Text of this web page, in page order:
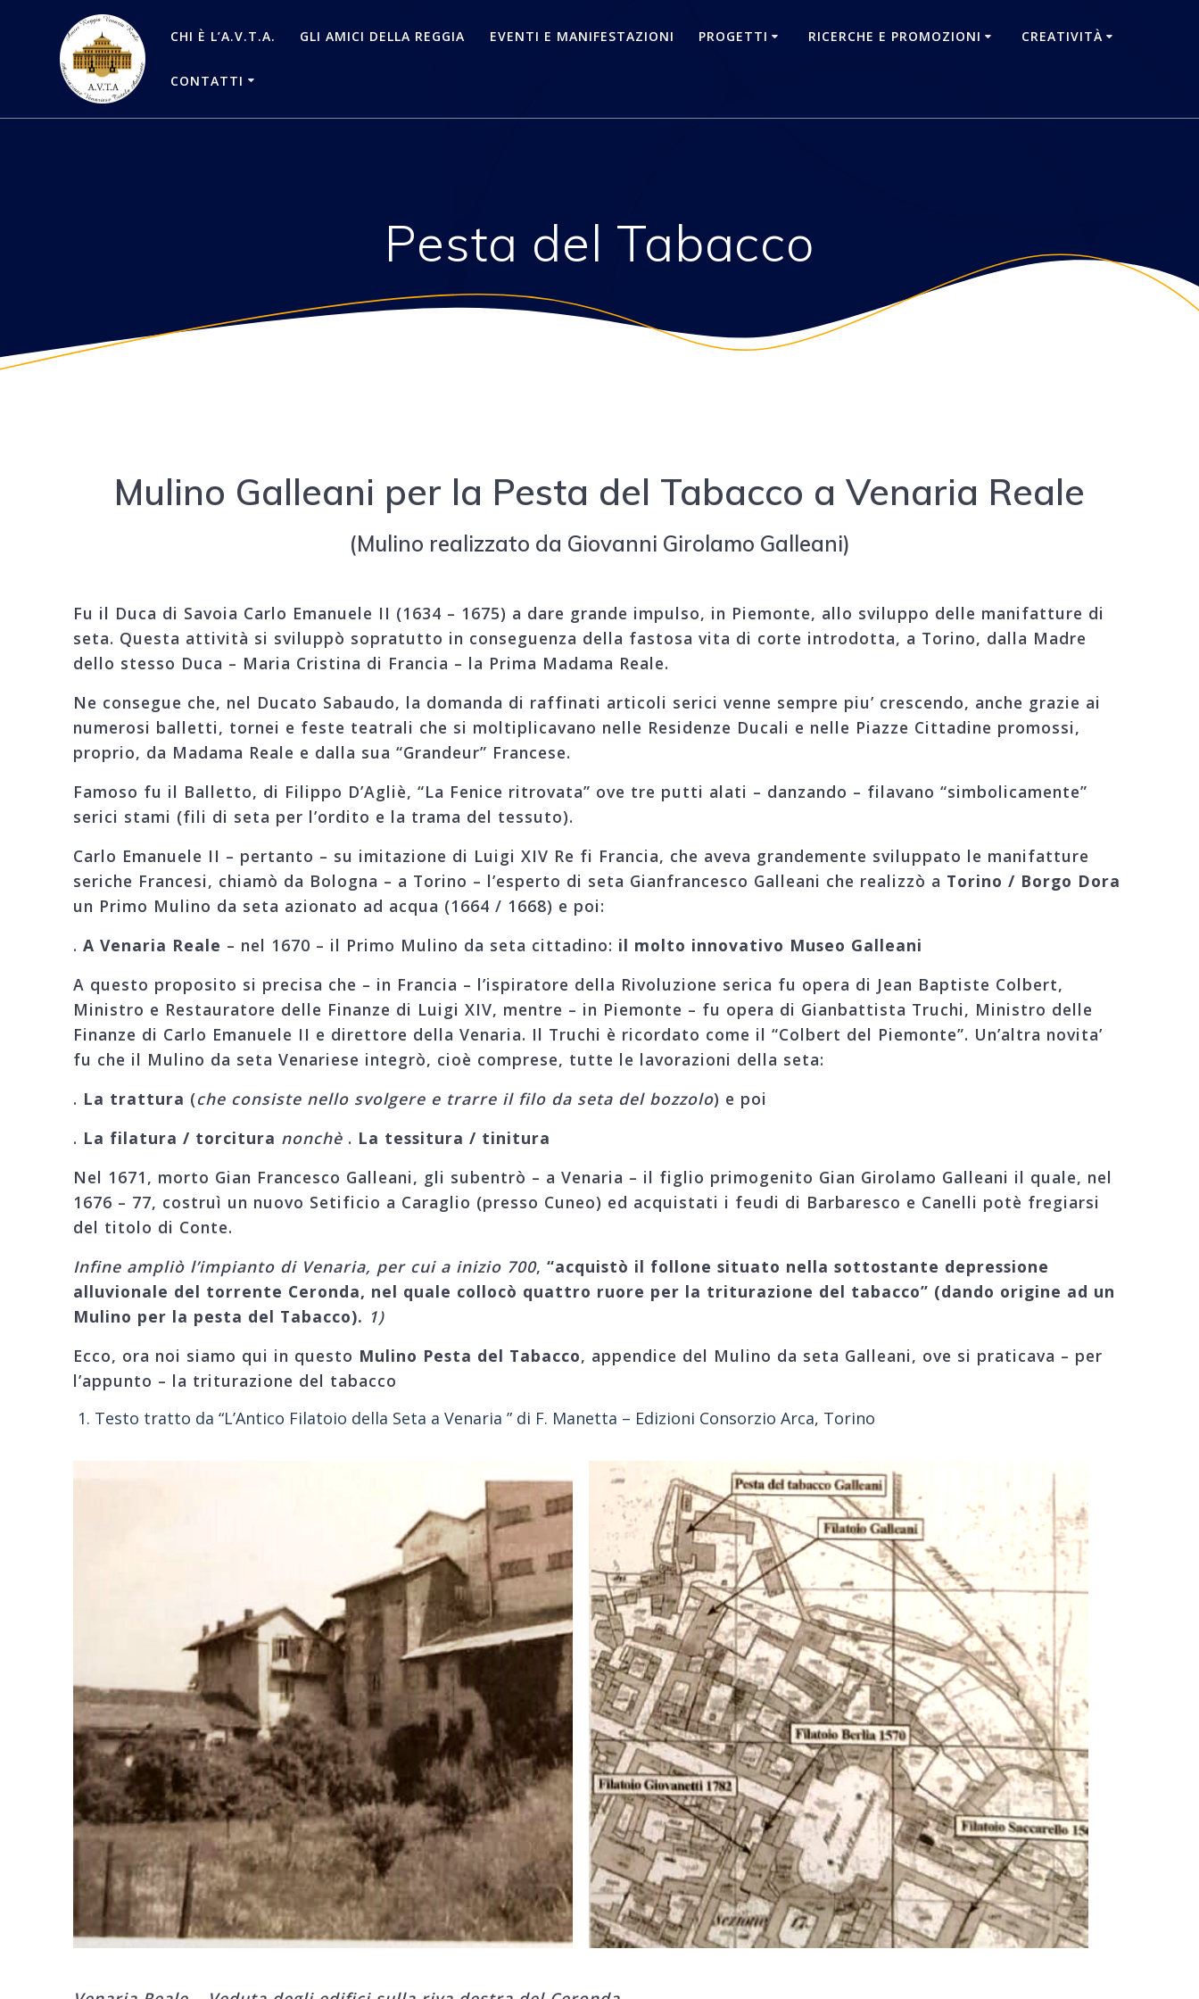
contenuto
CHI È L’A.V.T.A. GLI AMICI DELLA REGGIA EVENTI E MANIFESTAZIONI PROGETTI RICERCHE E PROMOZIONI CREATIVITÀ
CONTATTI
Pesta del Tabacco
Mulino Galleani per la Pesta del Tabacco a Venaria Reale
(Mulino realizzato da Giovanni Girolamo Galleani)
Fu il Duca di Savoia Carlo Emanuele II (1634 – 1675) a dare grande impulso, in Piemonte, allo sviluppo delle manifatture di
seta. Questa attività si sviluppò sopratutto in conseguenza della fastosa vita di corte introdotta, a Torino, dalla Madre
dello stesso Duca – Maria Cristina di Francia – la Prima Madama Reale.
Ne consegue che, nel Ducato Sabaudo, la domanda di raffinati articoli serici venne sempre piu’ crescendo, anche grazie ai
numerosi balletti, tornei e feste teatrali che si moltiplicavano nelle Residenze Ducali e nelle Piazze Cittadine promossi,
proprio, da Madama Reale e dalla sua “Grandeur” Francese.
Famoso fu il Balletto, di Filippo D’Agliè, “La Fenice ritrovata” ove tre putti alati – danzando – filavano “simbolicamente”
serici stami (fili di seta per l’ordito e la trama del tessuto).
Carlo Emanuele II – pertanto – su imitazione di Luigi XIV Re fi Francia, che aveva grandemente sviluppato le manifatture
seriche Francesi, chiamò da Bologna – a Torino – l’esperto di seta Gianfrancesco Galleani che realizzò a Torino / Borgo Dora
un Primo Mulino da seta azionato ad acqua (1664 / 1668) e poi:
.A Venaria Reale – nel 1670 – il Primo Mulino da seta cittadino: il molto innovativo Museo Galleani
A questo proposito si precisa che – in Francia – l’ispiratore della Rivoluzione serica fu opera di Jean Baptiste Colbert,
Ministro e Restauratore delle Finanze di Luigi XIV, mentre – in Piemonte – fu opera di Gianbattista Truchi, Ministro delle
Finanze di Carlo Emanuele II e direttore della Venaria. Il Truchi è ricordato come il “Colbert del Piemonte”. Un’altra novita’
fu che il Mulino da seta Venariese integrò, cioè comprese, tutte le lavorazioni della seta:
. La trattura (che consiste nello svolgere e trarre il filo da seta del bozzolo) e poi
. La filatura / torcitura nonchè . La tessitura / tinitura
Nel 1671, morto Gian Francesco Galleani, gli subentrò – a Venaria – il figlio primogenito Gian Girolamo Galleani il quale, nel
1676 – 77, costruì un nuovo Setificio a Caraglio (presso Cuneo) ed acquistati i feudi di Barbaresco e Canelli potè fregiarsi
del titolo di Conte.
Infine ampliò l’impianto di Venaria, per cui a inizio 700,“acquistò il follone situato nella sottostante depressione
alluvionale del torrente Ceronda, nel quale collocò quattro ruore per la triturazione del tabacco” (dando origine ad un
Mulino per la pesta del Tabacco). 1)
Ecco, ora noi siamo qui in questo Mulino Pesta del Tabacco, appendice del Mulino da seta Galleani, ove si praticava – per
l’appunto – la triturazione del tabacco
Testo tratto da “L’Antico Filatoio della Seta a Venaria ” di F. Manetta – Edizioni Consorzio Arca, Torino